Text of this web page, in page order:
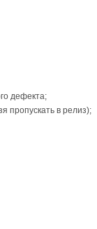
дефекта;
пропускать в релиз);